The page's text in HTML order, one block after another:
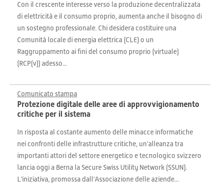
Con il crescente interesse verso la produzione decentralizzata
di elettricità e il consumo proprio, aumenta anche il bisogno di
un sostegno professionale. Chi desidera costituire una
Comunità locale di energia elettrica (CLE) o un
Raggruppamento ai fini del consumo proprio (virtuale)
(RCP(v)) adesso...
Comunicato stampa
Protezione digitale delle aree di approvvigionamento
critiche per il sistema
In risposta al costante aumento delle minacce informatiche
nei confronti delle infrastrutture critiche, un’alleanza tra
importanti attori del settore energetico e tecnologico svizzero
lancia oggi a Berna la Secure Swiss Utility Network (SSUN).
L’iniziativa, promossa dall’Associazione delle aziende...